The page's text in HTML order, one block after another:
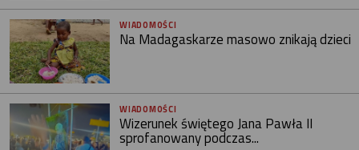
WIADOMOŚCI
Na Madagaskarze masowo znikają dzieci
WIADOMOŚCI
Wizerunek świętego Jana Pawła II
sprofanowany podczas...